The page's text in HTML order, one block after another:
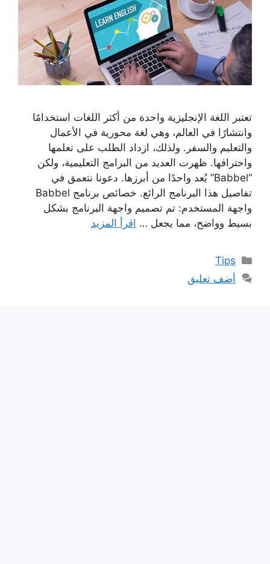
تعتبر اللغة الإنجليزية واحدة من أكثر اللغات استخدامًا
وانتشارًا في العالم، وهي لغة محورية في الأعمال
والتعليم والسفر. ولذلك، ازداد الطلب على تعلمها
واحترافها. ظهرت العديد من البرامج التعليمية، ولكن
“Babbel” يُعد واحدًا من أبرزها. دعونا نتعمق في
تفاصيل هذا البرنامج الرائع. خصائص برنامج Babbel
واجهة المستخدم: تم تصميم واجهة البرنامج بشكل
بسيط وواضح، مما يجعل … اقرأ المزيد
التصنيفات
Tips
أضف تعليق